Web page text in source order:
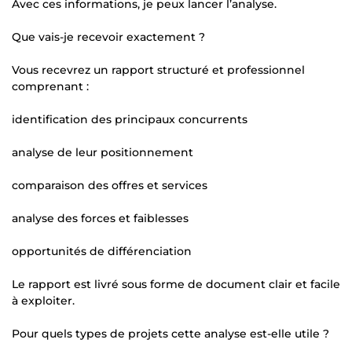
Avec ces informations, je peux lancer l’analyse.
Que vais-je recevoir exactement ?
Vous recevrez un rapport structuré et professionnel
comprenant :
identification des principaux concurrents
analyse de leur positionnement
comparaison des offres et services
analyse des forces et faiblesses
opportunités de différenciation
Le rapport est livré sous forme de document clair et facile
à exploiter.
Pour quels types de projets cette analyse est-elle utile ?